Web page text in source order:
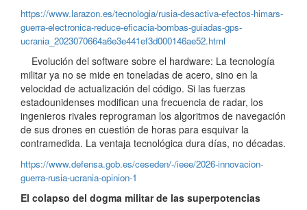
https://www.larazon.es/tecnologia/rusia-desactiva-efectos-himars-
guerra-electronica-reduce-eficacia-bombas-guiadas-gps-
ucrania_2023070664a6e3e441ef3d000146ae52.html
Evolución del software sobre el hardware: La tecnología
militar ya no se mide en toneladas de acero, sino en la
velocidad de actualización del código. Si las fuerzas
estadounidenses modifican una frecuencia de radar, los
ingenieros rivales reprograman los algoritmos de navegación
de sus drones en cuestión de horas para esquivar la
contramedida. La ventaja tecnológica dura días, no décadas.
https://www.defensa.gob.es/ceseden/-/ieee/2026-innovacion-
guerra-rusia-ucrania-opinion-1
El colapso del dogma militar de las superpotencias